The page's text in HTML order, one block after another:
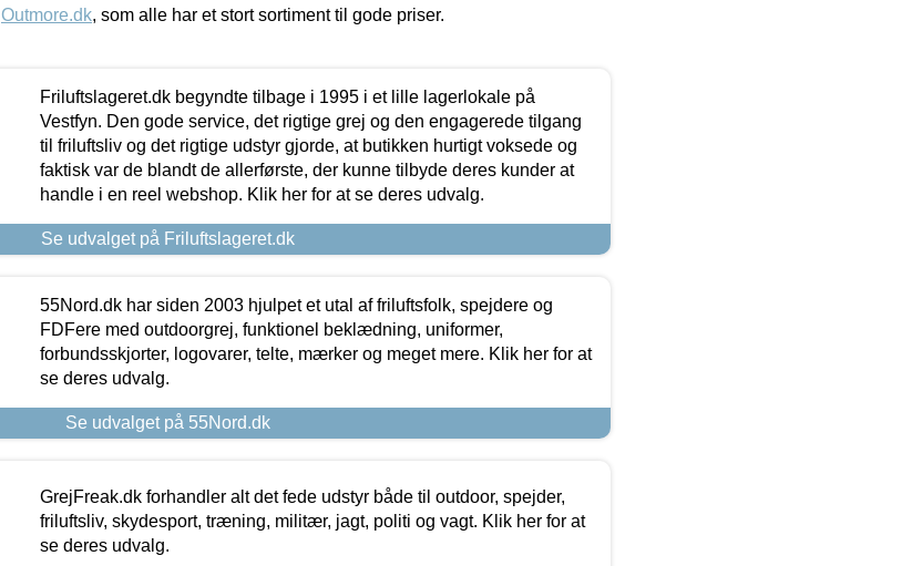
Outmore.dk, som alle har et stort sortiment til gode priser.
Friluftslageret.dk begyndte tilbage i 1995 i et lille lagerlokale på
Vestfyn. Den gode service, det rigtige grej og den engagerede tilgang
til friluftsliv og det rigtige udstyr gjorde, at butikken hurtigt voksede og
faktisk var de blandt de allerførste, der kunne tilbyde deres kunder at
handle i en reel webshop. Klik her for at se deres udvalg.
Se udvalget på Friluftslageret.dk
55Nord.dk har siden 2003 hjulpet et utal af friluftsfolk, spejdere og
FDFere med outdoorgrej, funktionel beklædning, uniformer,
forbundsskjorter, logovarer, telte, mærker og meget mere. Klik her for at
se deres udvalg.
Se udvalget på 55Nord.dk
GrejFreak.dk forhandler alt det fede udstyr både til outdoor, spejder,
friluftsliv, skydesport, træning, militær, jagt, politi og vagt. Klik her for at
se deres udvalg.